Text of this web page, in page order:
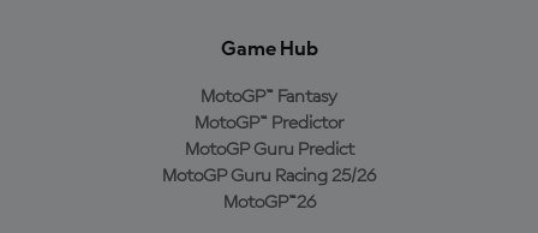
Game Hub
MotoGP™ Fantasy
MotoGP™ Predictor
MotoGP Guru Predict
MotoGP Guru Racing 25/26
MotoGP™26